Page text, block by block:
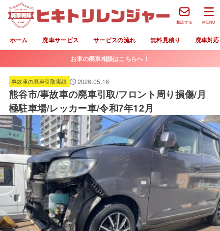
ホーム 廃車サービス サービスの流れ 無料見積り 廃車対
相談する MENU
お車の廃車相談はこちらへ！
事故車の廃車引取実績 2026.05.16
熊谷市/事故車の廃車引取/フロント周り損傷/月
極駐車場/レッカー車/令和7年12月